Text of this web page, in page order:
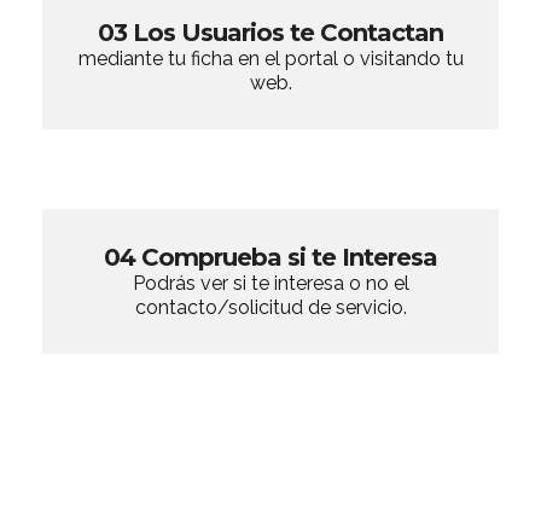
03 Los Usuarios te Contactan
mediante tu ficha en el portal o visitando tu
web.
04 Comprueba si te Interesa
Podrás ver si te interesa o no el
contacto/solicitud de servicio.